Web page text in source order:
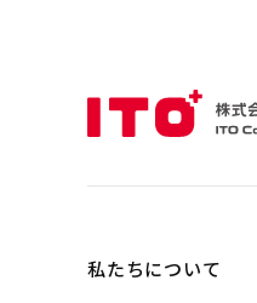
私たちについて